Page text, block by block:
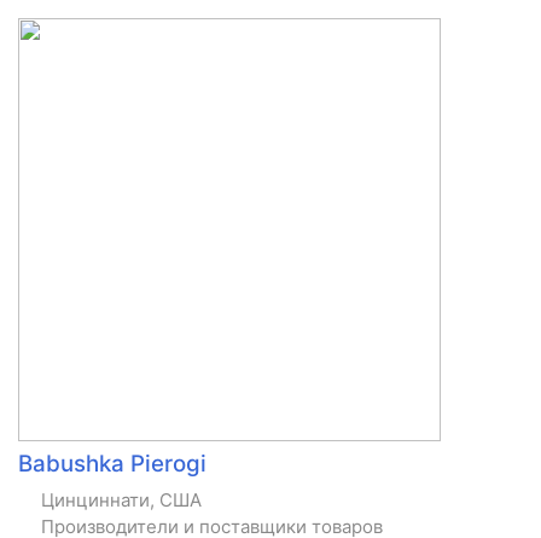
Babushka Pierogi
Цинциннати, США
Производители и поставщики товаров